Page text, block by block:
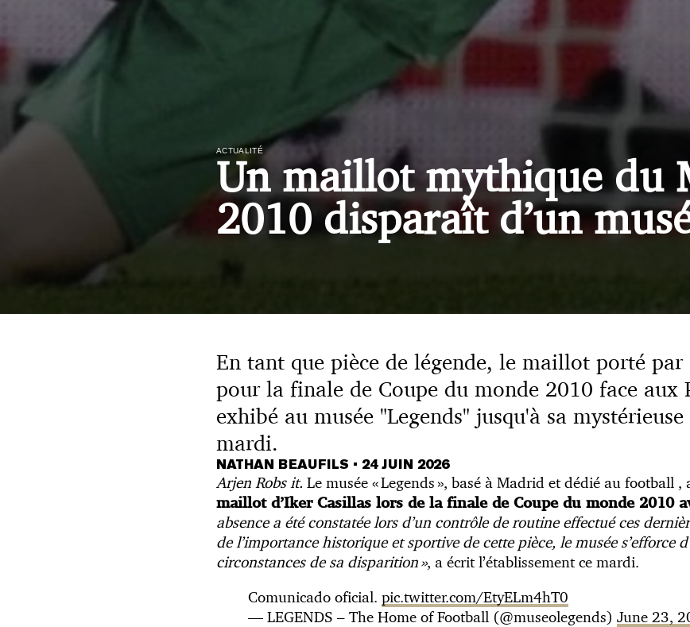
ACTUALITÉ
Un maillot mythique du
2010 disparaît d’un
En tant que pièce de légende, le maillot porté par
pour la finale de Coupe du monde 2010 face aux
exhibé au musée "Legends" jusqu'à sa
mardi.
NATHAN BEAUFILS • 24 JUIN 2026
Arjen Robs it. Le musée « Legends », basé à Madrid et dédié au football ,
maillot d’Iker Casillas lors de la finale de Coupe du monde 2010
absence a été constatée lors d’un contrôle de routine effectué ces
de l’importance historique et sportive de cette pièce, le musée s’efforce
circonstances de sa disparition », a écrit l’établissement ce mardi.
Comunicado oficial. pic.twitter.com/EtyELm4hT0
— LEGENDS – The Home of Football (@museolegends) June 23,